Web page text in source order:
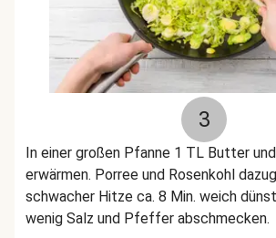
3
In einer großen Pfanne 1 TL Butter
erwärmen. Porree und Rosenkohl
schwacher Hitze ca. 8 Min. weich
wenig Salz und Pfeffer abschmecken.